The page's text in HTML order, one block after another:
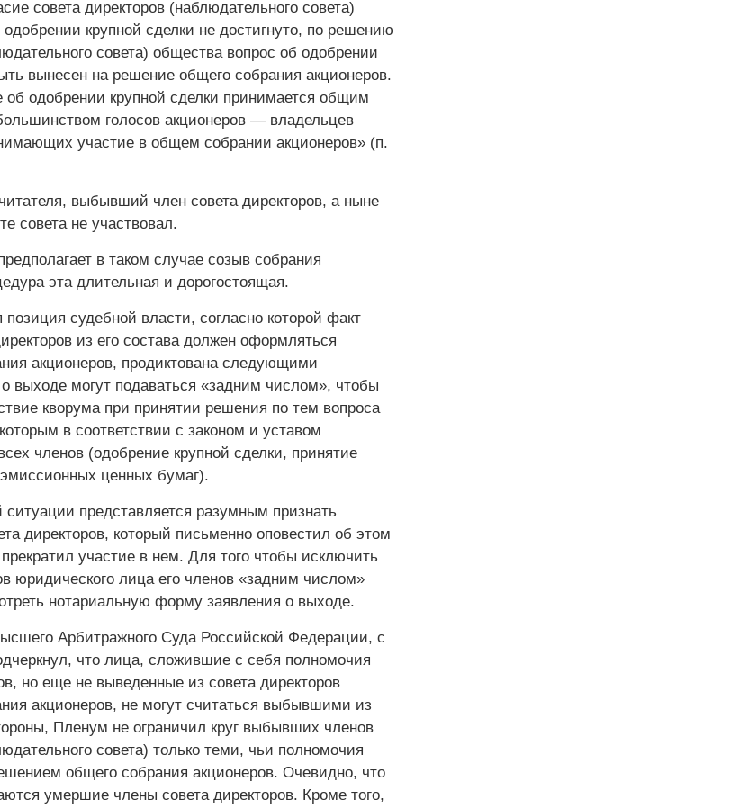
совета директоров (наблюдательного совета)
крупной сделки не достигнуто, по решению
совета) общества вопрос об одобрении
вынесен на решение общего собрания акционеров.
одобрении крупной сделки принимается общим
голосов акционеров — владельцев
участие в общем собрании акционеров» (п.
выбывший член совета директоров, а ныне
совета не участвовал.
в таком случае созыв собрания
эта длительная и дорогостоящая.
судебной власти, согласно которой факт
из его состава должен оформляться
акционеров, продиктована следующими
выходе могут подаваться «задним числом», чтобы
кворума при принятии решения по тем вопроса
в соответствии с законом и уставом
членов (одобрение крупной сделки, принятие
ценных бумаг).
представляется разумным признать
директоров, который письменно оповестил об этом
участие в нем. Для того чтобы исключить
юридического лица его членов «задним числом»
нотариальную форму заявления о выходе.
Арбитражного Суда Российской Федерации, с
что лица, сложившие с себя полномочия
но еще не выведенные из совета директоров
акционеров, не могут считаться выбывшими из
Пленум не ограничил круг выбывших членов
совета) только теми, чьи полномочия
общего собрания акционеров. Очевидно, что
умершие члены совета директоров. Кроме того,